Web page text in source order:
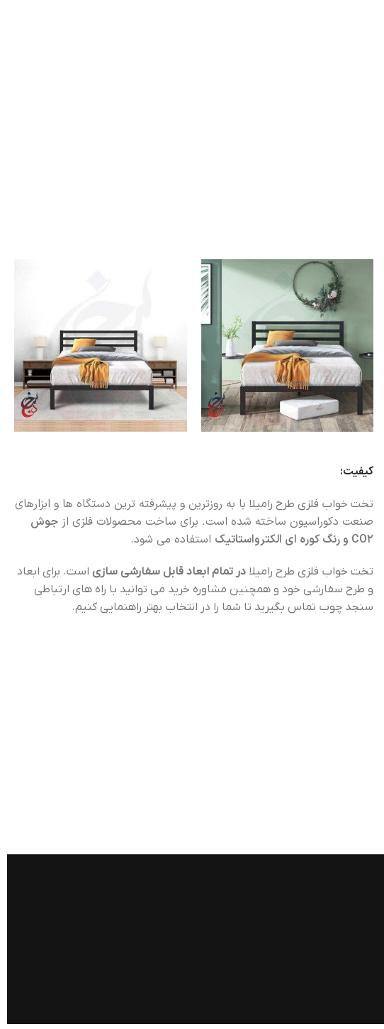
کیفیت:
تخت خواب فلزی طرح رامیلا با به روزترین و پیشرفته ترین دستگاه ها و ابزارهای
صنعت دکوراسیون ساخته شده است. برای ساخت محصولات فلزی از جوش
CO2 و رنگ کوره ای الکترواستاتیک
استفاده می شود.
تخت خواب فلزی طرح رامیلا در تمام ابعاد قابل سفارشی سازیاست. برای ابعاد
و طرح سفارشی خود و همچنین مشاوره خرید می توانید با راه های ارتباطی
سنجد چوب تماس بگیرید تا شما را در انتخاب بهتر راهنمایی کنیم.